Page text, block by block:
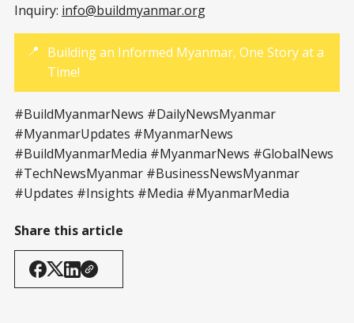
Inquiry: info@buildmyanmar.org
📍 Building an Informed Myanmar, One Story at a
Time!
#BuildMyanmarNews #DailyNewsMyanmar
#MyanmarUpdates #MyanmarNews
#BuildMyanmarMedia #MyanmarNews #GlobalNews
#TechNewsMyanmar #BusinessNewsMyanmar
#Updates #Insights #Media #MyanmarMedia
Share this article